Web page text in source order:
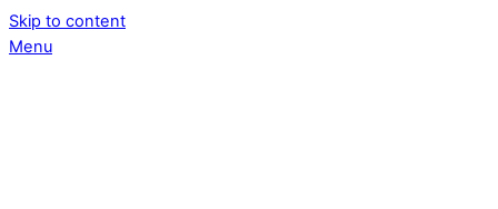
Skip to content
Menu